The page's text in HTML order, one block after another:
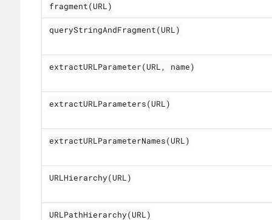
fragment(URL)
queryStringAndFragment(URL)
extractURLParameter(URL, name)
extractURLParameters(URL)
extractURLParameterNames(URL)
URLHierarchy(URL)
URLPathHierarchy(URL)